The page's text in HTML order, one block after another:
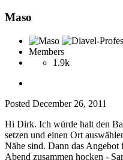
Maso
Members
1.9k
Posted December 26, 2011
Hi Dirk. Ich würde halt den
setzen und einen Ort
Nähe sind. Dann das
Abend zusammen hocken -